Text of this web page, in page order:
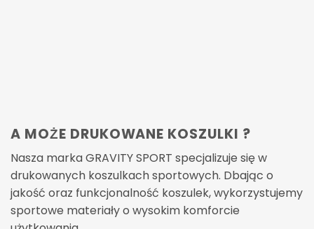
A MOŻE DRUKOWANE KOSZULKI ?
Nasza marka GRAVITY SPORT specjalizuje się w
drukowanych koszulkach sportowych. Dbając o
jakość oraz funkcjonalność koszulek, wykorzystujemy
sportowe materiały o wysokim komforcie